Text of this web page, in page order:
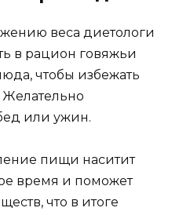
веса диетологи
в рацион говяжьи
чтобы избежать
или ужин.
пищи наситит
время и поможет
что в итоге